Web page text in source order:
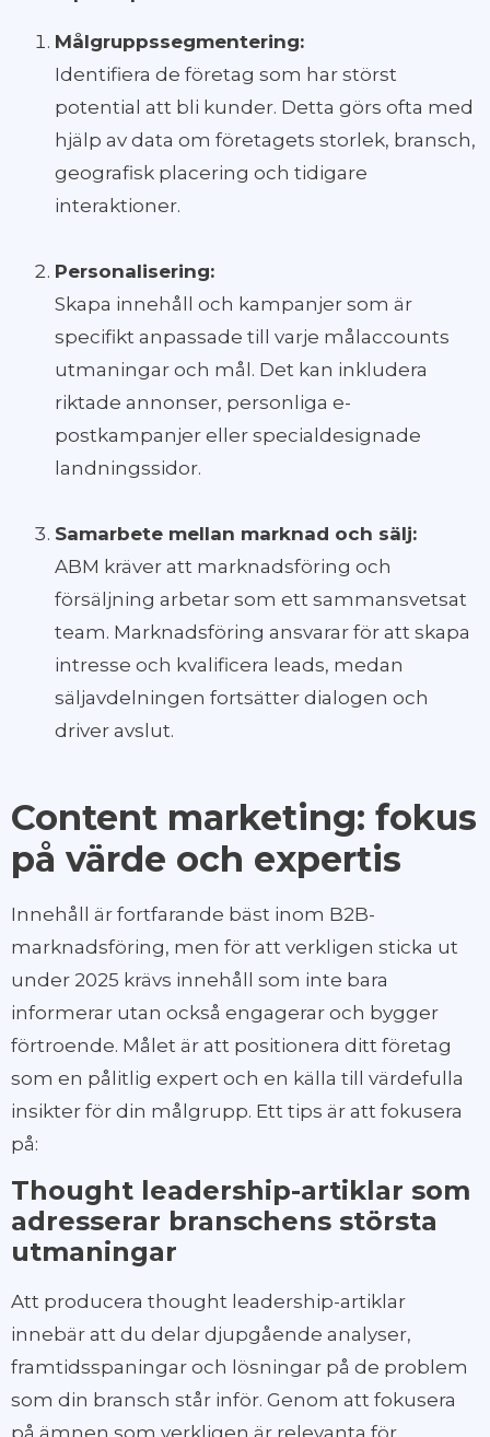
Målgruppssegmentering:
Identifiera de företag som har störst
potential att bli kunder. Detta görs ofta med
hjälp av data om företagets storlek, bransch,
geografisk placering och tidigare
interaktioner.
Personalisering:
Skapa innehåll och kampanjer som är
specifikt anpassade till varje målaccounts
utmaningar och mål. Det kan inkludera
riktade annonser, personliga e-
postkampanjer eller specialdesignade
landningssidor.
Samarbete mellan marknad och sälj:
ABM kräver att marknadsföring och
försäljning arbetar som ett sammansvetsat
team. Marknadsföring ansvarar för att skapa
intresse och kvalificera leads, medan
säljavdelningen fortsätter dialogen och
driver avslut.
Content marketing: fokus
på värde och expertis
Innehåll är fortfarande bäst inom B2B-
marknadsföring, men för att verkligen sticka ut
under 2025 krävs innehåll som inte bara
informerar utan också engagerar och bygger
förtroende. Målet är att positionera ditt företag
som en pålitlig expert och en källa till värdefulla
insikter för din målgrupp. Ett tips är att fokusera
på:
Thought leadership-artiklar som
adresserar branschens största
utmaningar
Att producera thought leadership-artiklar
innebär att du delar djupgående analyser,
framtidsspaningar och lösningar på de problem
som din bransch står inför. Genom att fokusera